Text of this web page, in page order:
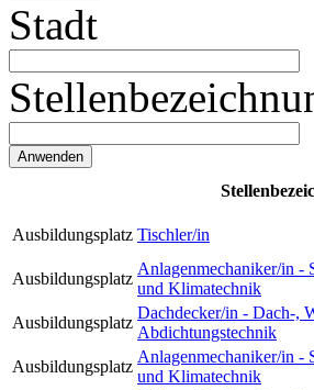
Stadt
Ausbildungsplatz Tischler/in
Ausbildungsplatz
Anlagenmechaniker/in -
und Klimatechnik
Ausbildungsplatz
Dachdecker/in - Dach-,
Abdichtungstechnik
Ausbildungsplatz
Anlagenmechaniker/in -
und Klimatechnik